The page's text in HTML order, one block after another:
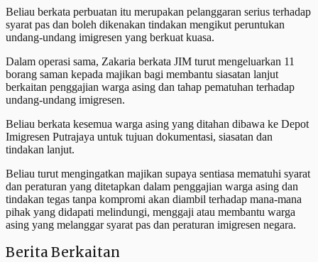
Beliau berkata perbuatan itu merupakan pelanggaran serius terhadap
syarat pas dan boleh dikenakan tindakan mengikut peruntukan
undang-undang imigresen yang berkuat kuasa.
Dalam operasi sama, Zakaria berkata JIM turut mengeluarkan 11
borang saman kepada majikan bagi membantu siasatan lanjut
berkaitan penggajian warga asing dan tahap pematuhan terhadap
undang-undang imigresen.
Beliau berkata kesemua warga asing yang ditahan dibawa ke Depot
Imigresen Putrajaya untuk tujuan dokumentasi, siasatan dan
tindakan lanjut.
Beliau turut mengingatkan majikan supaya sentiasa mematuhi syarat
dan peraturan yang ditetapkan dalam penggajian warga asing dan
tindakan tegas tanpa kompromi akan diambil terhadap mana-mana
pihak yang didapati melindungi, menggaji atau membantu warga
asing yang melanggar syarat pas dan peraturan imigresen negara.
Berita Berkaitan